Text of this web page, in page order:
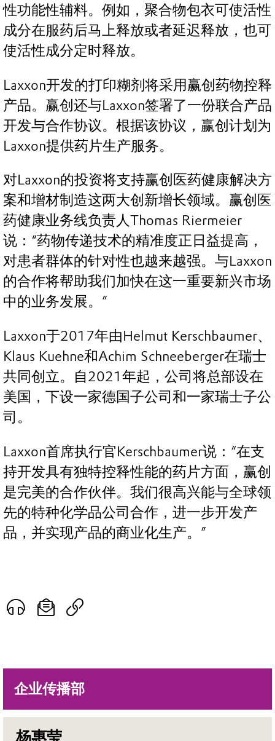
企业传播部
杨惠莹
性功能性辅料。例如，聚合物包衣可使活性
成分在服药后马上释放或者延迟释放，也可
使活性成分定时释放。
Laxxon开发的打印糊剂将采用赢创药物控释
产品。赢创还与Laxxon签署了一份联合产品
开发与合作协议。根据该协议，赢创计划为
Laxxon提供药片生产服务。
对Laxxon的投资将支持赢创医药健康解决方
案和增材制造这两大创新增长领域。赢创医
药健康业务线负责人Thomas Riermeier
说：“药物传递技术的精准度正日益提高，
对患者群体的针对性也越来越强。与Laxxon
的合作将帮助我们加快在这一重要新兴市场
中的业务发展。”
Laxxon于2017年由Helmut Kerschbaumer、
Klaus Kuehne和Achim Schneeberger在瑞士
共同创立。自2021年起，公司将总部设在
美国，下设一家德国子公司和一家瑞士子公
司。
Laxxon首席执行官Kerschbaumer说：“在支
持开发具有独特控释性能的药片方面，赢创
是完美的合作伙伴。我们很高兴能与全球领
先的特种化学品公司合作，进一步开发产
品，并实现产品的商业化生产。”